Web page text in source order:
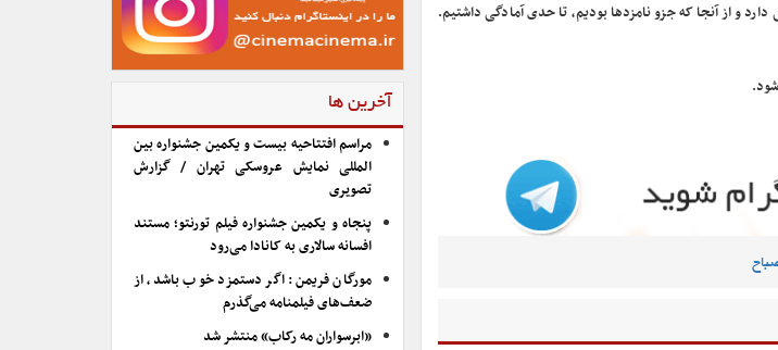
و از آنجا که جزو نامزدها بودیم، تا حدی آمادگی داشتیم.
آخرین ها
مراسم افتتاحیه بیست و یکمین جشنواره بین
المللی نمایش عروسکی تهران / گزارش
تصویری
پنجاه و یکمین جشنواره فیلم تورنتو؛ مستند
افسانه سالاری به کانادا می‌رود
مورگان فریمن: اگر دستمزد خوب باشد، از
ضعف‌های فیلمنامه می‌گذرم
«ابرسواران مه رکاب» منتشر شد